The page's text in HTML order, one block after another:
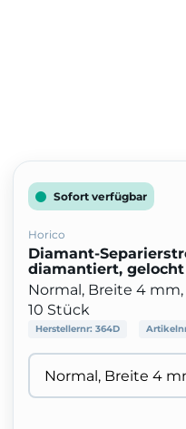
Sofort verfügbar
Horico
Diamant-
diamantiert,
Normal, Breite 4
10 Stück
Herstellernr: 364D